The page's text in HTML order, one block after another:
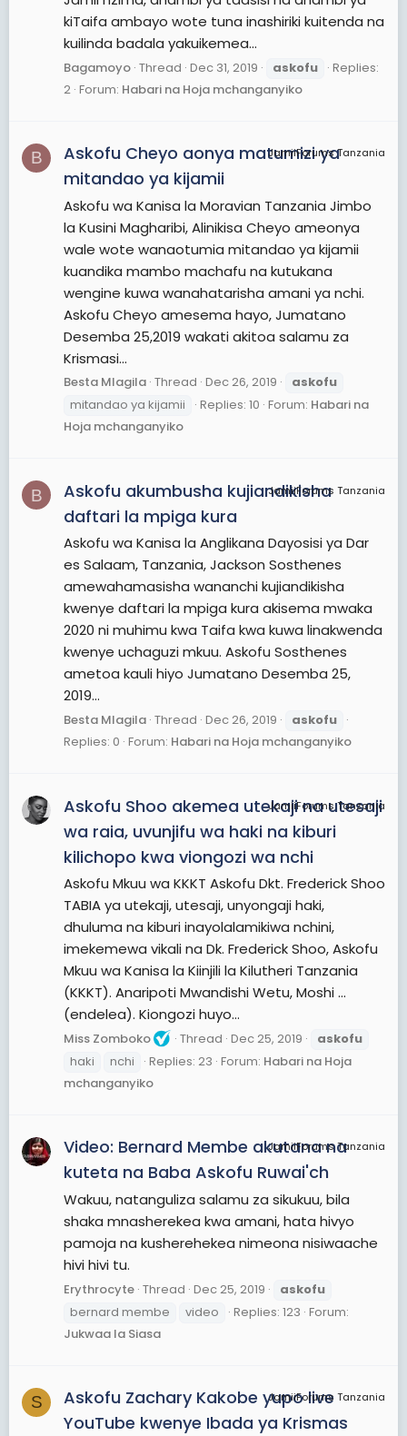
kiTaifa ambayo wote tuna inashiriki kuitenda na
kuilinda badala yakuikemea...
Bagamoyo Thread Dec 31, 2019 askofu
Replies:
2 Forum: Habari na Hoja mchanganyiko
B JamiiForums Tanzania
Askofu Cheyo aonya matumizi ya
mitandao ya kijamii
Askofu wa Kanisa la Moravian Tanzania Jimbo
la Kusini Magharibi, Alinikisa Cheyo ameonya
wale wote wanaotumia mitandao ya kijamii
kuandika mambo machafu na kutukana
wengine kuwa wanahatarisha amani ya nchi.
Askofu Cheyo amesema hayo, Jumatano
Desemba 25,2019 wakati akitoa salamu za
Krismasi...
Besta Mlagila Thread Dec 26, 2019
askofu
mitandao ya kijamii
Replies: 10 Forum: Habari na
Hoja mchanganyiko
B JamiiForums Tanzania
Askofu akumbusha kujiandikisha
daftari la mpiga kura
Askofu wa Kanisa la Anglikana Dayosisi ya Dar
es Salaam, Tanzania, Jackson Sosthenes
amewahamasisha wananchi kujiandikisha
kwenye daftari la mpiga kura akisema mwaka
2020 ni muhimu kwa Taifa kwa kuwa linakwenda
kwenye uchaguzi mkuu. Askofu Sosthenes
ametoa kauli hiyo Jumatano Desemba 25,
2019...
Besta Mlagila Thread Dec 26, 2019
askofu
Replies: 0 Forum: Habari na Hoja mchanganyiko
JamiiForums Tanzania
Askofu Shoo akemea utekaji na utesaji
wa raia, uvunjifu wa haki na kiburi
kilichopo kwa viongozi wa nchi
Askofu Mkuu wa KKKT Askofu Dkt. Frederick Shoo
TABIA ya utekaji, utesaji, unyongaji haki,
dhuluma na kiburi inayolalamikiwa nchini,
imekemewa vikali na Dk. Frederick Shoo, Askofu
Mkuu wa Kanisa la Kiinjili la Kilutheri Tanzania
(KKKT). Anaripoti Mwandishi Wetu, Moshi …
(endelea). Kiongozi huyo...
Miss Zomboko Thread Dec 25, 2019
askofu
haki
nchi Replies: 23 Forum: Habari na Hoja
mchanganyiko
JamiiForums Tanzania
Video: Bernard Membe akutana na
kuteta na Baba Askofu Ruwai'ch
Wakuu, natanguliza salamu za sikukuu, bila
shaka mnasherekea kwa amani, hata hivyo
pamoja na kusherehekea nimeona nisiwaache
hivi hivi tu.
Erythrocyte Thread Dec 25, 2019
askofu
bernard membe
video Replies: 123 Forum:
Jukwaa la Siasa
S JamiiForums Tanzania
Askofu Zachary Kakobe yupo live
YouTube kwenye Ibada ya Krismas